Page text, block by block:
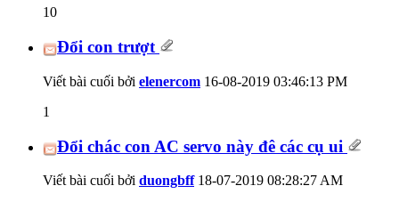
10
Đổi con trượt
Viết bài cuối bởi elenercom 16-08-2019 03:46:13 PM
1
Đổi chác con AC servo này đê các cụ ui
Viết bài cuối bởi duongbff18-07-2019 08:28:27 AM